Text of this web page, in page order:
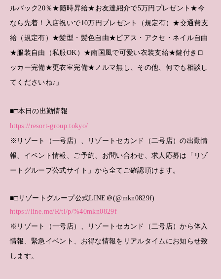
ルバック20％★随時昇給★お友達紹介で5万円プレゼント★今
なら先着！入店祝いで10万円プレゼント（規定有）★交通費支
給（規定有）★髪型・髪色自由★ピアス・アクセ・ネイル自由
★服装自由（私服OK）★南国風で可愛い衣装支給★鍵付きロ
ッカー完備★更衣室完備★ノルマ無し、その他、何でも相談し
てくださいね♪」
■□本日の出勤情報
https://resort-group.tokyo/
※リゾート（一号店）、リゾートセカンド（二号店）の出勤情
報、イベント情報、ご予約、お問い合わせ、求人応募は「リゾ
ートグループ公式サイト」から全てご確認頂けます。
■□リゾートグループ公式LINE＠(@mkn0829f)
https://line.me/R/ti/p/%40mkn0829f
※リゾート（一号店）、リゾートセカンド（二号店）から体入
情報、緊急イベント、お得な情報をリアルタイムにお知らせ致
します。